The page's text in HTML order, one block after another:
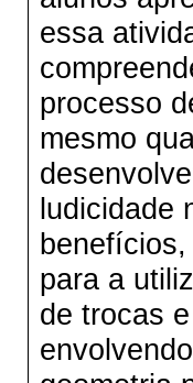
essa
processo
mesmo
ludicidade
para a
de trocas